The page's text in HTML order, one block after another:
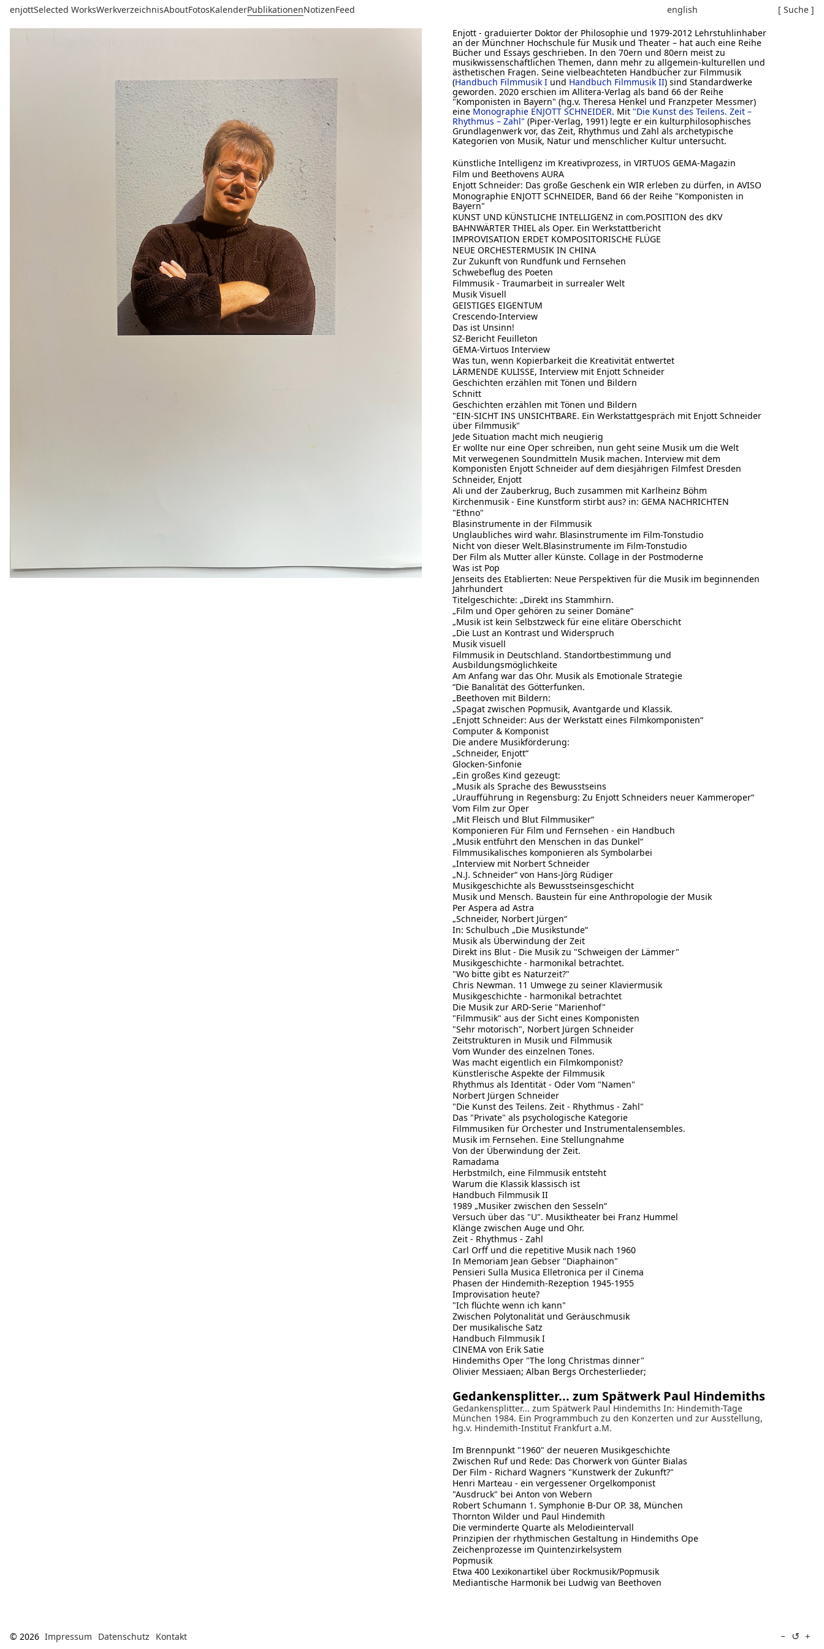
enjottSelected WorksWerkverzeichnisAboutFotosKalenderPublikationenNotizenFeed english
[ Suche ]
Enjott - graduierter Doktor der Philosophie und 1979-2012 Lehrstuhlinhaber
an der Münchner Hochschule für Musik und Theater – hat auch eine Reihe
Bücher und Essays geschrieben. In den 70ern und 80ern meist zu
musikwissenschaftlichen Themen, dann mehr zu allgemein-kulturellen und
ästhetischen Fragen. Seine vielbeachteten Handbücher zur Filmmusik
(Handbuch Filmmusik Iund Handbuch Filmmusik II) sind Standardwerke
geworden. 2020 erschien im Allitera-Verlag als band 66 der Reihe
"Komponisten in Bayern" (hg.v. Theresa Henkel und Franzpeter Messmer)
eine Monographie ENJOTT SCHNEIDER. Mit "Die Kunst des Teilens. Zeit –
Rhythmus – Zahl" (Piper-Verlag, 1991) legte er ein kulturphilosophisches
Grundlagenwerk vor, das Zeit, Rhythmus und Zahl als archetypische
Kategorien von Musik, Natur und menschlicher Kultur untersucht.
Künstliche Intelligenz im Kreativprozess, in VIRTUOS GEMA-Magazin
Film und Beethovens AURA
Enjott Schneider: Das große Geschenk ein WIR erleben zu dürfen, in AVISO
Monographie ENJOTT SCHNEIDER, Band 66 der Reihe "Komponisten in
Bayern"
KUNST UND KÜNSTLICHE INTELLIGENZ in com.POSITION des dKV
BAHNWÄRTER THIEL als Oper. Ein Werkstattbericht
IMPROVISATION ERDET KOMPOSITORISCHE FLÜGE
NEUE ORCHESTERMUSIK IN CHINA
Zur Zukunft von Rundfunk und Fernsehen
Schwebeflug des Poeten
Filmmusik - Traumarbeit in surrealer Welt
Musik Visuell
GEISTIGES EIGENTUM
Crescendo-Interview
Das ist Unsinn!
SZ-Bericht Feuilleton
GEMA-Virtuos Interview
Was tun, wenn Kopierbarkeit die Kreativität entwertet
LÄRMENDE KULISSE, Interview mit Enjott Schneider
Geschichten erzählen mit Tönen und Bildern
Schnitt
Geschichten erzählen mit Tönen und Bildern
"EIN-SICHT INS UNSICHTBARE. Ein Werkstattgespräch mit Enjott Schneider
über Filmmusik"
Jede Situation macht mich neugierig
Er wollte nur eine Oper schreiben, nun geht seine Musik um die Welt
Mit verwegenen Soundmitteln Musik machen. Interview mit dem
Komponisten Enjott Schneider auf dem diesjährigen Filmfest Dresden
Schneider, Enjott
Ali und der Zauberkrug, Buch zusammen mit Karlheinz Böhm
Kirchenmusik - Eine Kunstform stirbt aus? in: GEMA NACHRICHTEN
"Ethno"
Blasinstrumente in der Filmmusik
Unglaubliches wird wahr. Blasinstrumente im Film-Tonstudio
Nicht von dieser Welt.Blasinstrumente im Film-Tonstudio
Der Film als Mutter aller Künste. Collage in der Postmoderne
Was ist Pop
Jenseits des Etablierten: Neue Perspektiven für die Musik im beginnenden
Jahrhundert
Titelgeschichte: „Direkt ins Stammhirn.
„Film und Oper gehören zu seiner Domäne“
„Musik ist kein Selbstzweck für eine elitäre Oberschicht
„Die Lust an Kontrast und Widerspruch
Musik visuell
Filmmusik in Deutschland. Standortbestimmung und
Ausbildungsmöglichkeite
Am Anfang war das Ohr. Musik als Emotionale Strategie
“Die Banalität des Götterfunken.
„Beethoven mit Bildern:
„Spagat zwischen Popmusik, Avantgarde und Klassik.
„Enjott Schneider: Aus der Werkstatt eines Filmkomponisten“
Computer & Komponist
Die andere Musikförderung:
„Schneider, Enjott“
Glocken-Sinfonie
„Ein großes Kind gezeugt:
„Musik als Sprache des Bewusstseins
„Uraufführung in Regensburg: Zu Enjott Schneiders neuer Kammeroper“
Vom Film zur Oper
„Mit Fleisch und Blut Filmmusiker“
Komponieren Für Film und Fernsehen - ein Handbuch
„Musik entführt den Menschen in das Dunkel“
Filmmusikalisches komponieren als Symbolarbei
„Interview mit Norbert Schneider
„N.J. Schneider“ von Hans-Jörg Rüdiger
Musikgeschichte als Bewusstseinsgeschicht
Musik und Mensch. Baustein für eine Anthropologie der Musik
Per Aspera ad Astra
„Schneider, Norbert Jürgen“
In: Schulbuch „Die Musikstunde“
Musik als Überwindung der Zeit
Direkt ins Blut - Die Musik zu "Schweigen der Lämmer"
Musikgeschichte - harmonikal betrachtet.
"Wo bitte gibt es Naturzeit?"
Chris Newman. 11 Umwege zu seiner Klaviermusik
Musikgeschichte - harmonikal betrachtet
Die Musik zur ARD-Serie "Marienhof"
"Filmmusik" aus der Sicht eines Komponisten
"Sehr motorisch", Norbert Jürgen Schneider
Zeitstrukturen in Musik und Filmmusik
Vom Wunder des einzelnen Tones.
Was macht eigentlich ein Filmkomponist?
Künstlerische Aspekte der Filmmusik
Rhythmus als Identität - Oder Vom "Namen"
Norbert Jürgen Schneider
"Die Kunst des Teilens. Zeit - Rhythmus - Zahl"
Das "Private" als psychologische Kategorie
Filmmusiken für Orchester und Instrumentalensembles.
Musik im Fernsehen. Eine Stellungnahme
Von der Überwindung der Zeit.
Ramadama
Herbstmilch, eine Filmmusik entsteht
Warum die Klassik klassisch ist
Handbuch Filmmusik II
1989 „Musiker zwischen den Sesseln“
Versuch über das "U". Musiktheater bei Franz Hummel
Klänge zwischen Auge und Ohr.
Zeit - Rhythmus - Zahl
Carl Orff und die repetitive Musik nach 1960
In Memoriam Jean Gebser "Diaphainon"
Pensieri Sulla Musica Elletronica per il Cinema
Phasen der Hindemith-Rezeption 1945-1955
Improvisation heute?
"Ich flüchte wenn ich kann"
Zwischen Polytonalität und Geräuschmusik
Der musikalische Satz
Handbuch Filmmusik I
CINEMA von Erik Satie
Hindemiths Oper "The long Christmas dinner"
Olivier Messiaen; Alban Bergs Orchesterlieder;
Gedankensplitter... zum Spätwerk Paul Hindemiths
Gedankensplitter... zum Spätwerk Paul Hindemiths In: Hindemith-Tage
München 1984. Ein Programmbuch zu den Konzerten und zur Ausstellung,
hg.v. Hindemith-Institut Frankfurt a.M.
Im Brennpunkt "1960" der neueren Musikgeschichte
Zwischen Ruf und Rede: Das Chorwerk von Günter Bialas
Der Film - Richard Wagners "Kunstwerk der Zukunft?"
Henri Marteau - ein vergessener Orgelkomponist
"Ausdruck" bei Anton von Webern
Robert Schumann 1. Symphonie B-Dur OP. 38, München
Thornton Wilder und Paul Hindemith
Die verminderte Quarte als Melodieintervall
Prinzipien der rhythmischen Gestaltung in Hindemiths Ope
Zeichenprozesse im Quintenzirkelsystem
Popmusik
Etwa 400 Lexikonartikel über Rockmusik/Popmusik
Mediantische Harmonik bei Ludwig van Beethoven
© 2026 Impressum Datenschutz Kontakt − ↺ +